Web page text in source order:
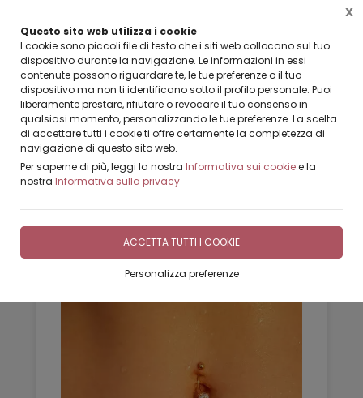
Questo sito web utilizza i cookie
I cookie sono piccoli file di testo che i siti web collocano sul tuo
dispositivo durante la navigazione. Le informazioni in essi
contenute possono riguardare te, le tue preferenze o il tuo
dispositivo ma non ti identificano sotto il profilo personale. Puoi
liberamente prestare, rifiutare o revocare il tuo consenso in
qualsiasi momento, personalizzando le tue preferenze. La scelta
di accettare tutti i cookie ti offre certamente la completezza di
navigazione di questo sito web.
Per saperne di più, leggi la nostra Informativa sui cookiee la
nostra Informativa sulla privacy
ACCETTA TUTTI I COOKIE
Personalizza preferenze
X
LEZIONE CON ESPERTA DI MAKE UP - ULTIMI POSTI DISPONIBILI
Home Tatuaggi e Piercing
FILTRA
Tatuaggi e Piercing
3 risultati